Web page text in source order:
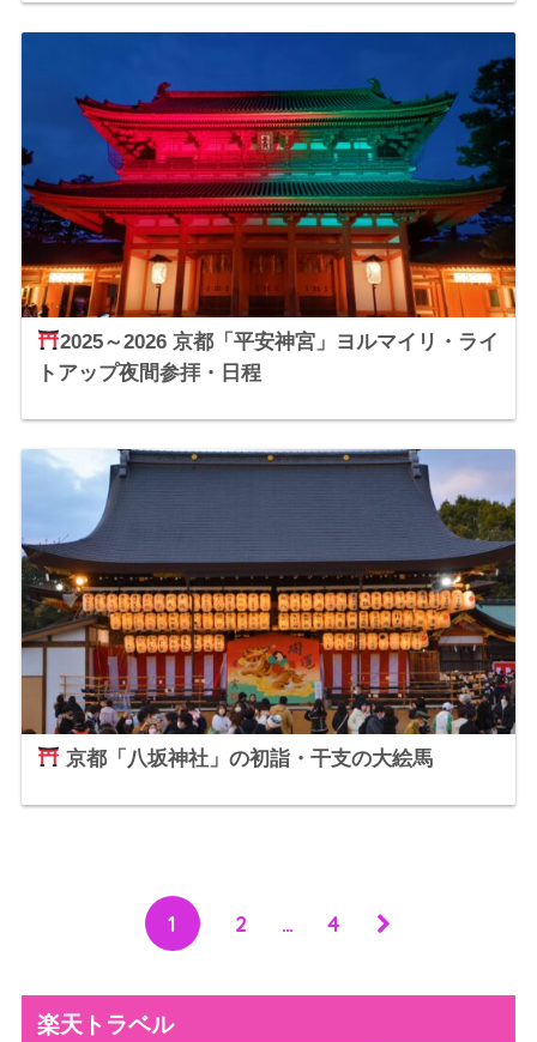
2025～2026 京都「平安神宮」ヨルマイリ・ライ
トアップ夜間参拝・日程
京都「八坂神社」の初詣・干支の大絵馬
1 2 … 4
楽天トラベル